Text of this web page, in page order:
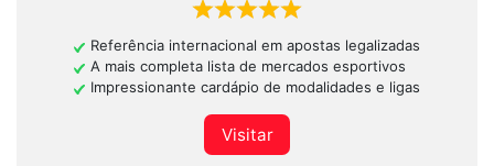
Referência internacional em apostas legalizadas
A mais completa lista de mercados esportivos
Impressionante cardápio de modalidades e ligas
Visitar